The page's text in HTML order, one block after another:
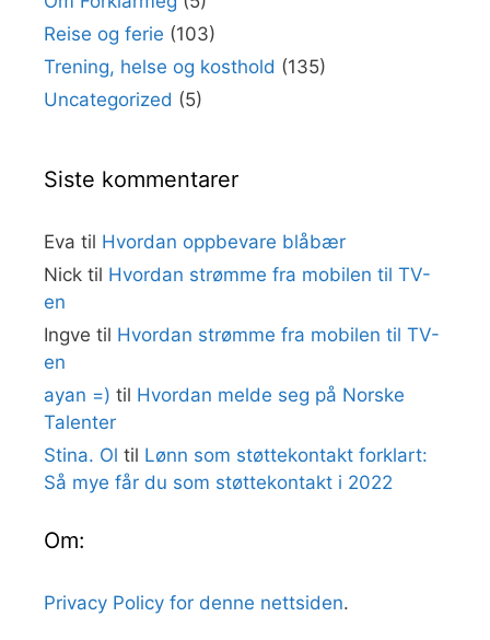
Reise og ferie (103)
Trening, helse og kosthold (135)
Uncategorized (5)
Siste kommentarer
Eva til Hvordan oppbevare blåbær
Nick til Hvordan strømme fra mobilen til TV-
en
Ingve til Hvordan strømme fra mobilen til TV-
en
ayan =) til Hvordan melde seg på Norske
Talenter
Stina. Ol til Lønn som støttekontakt forklart:
Så mye får du som støttekontakt i 2022
Om:
Privacy Policy for denne nettsiden.